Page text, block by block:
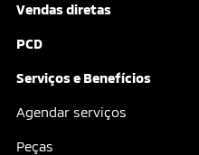
Vendas diretas
PCD
Serviços e Benefícios
Agendar serviços
Peças